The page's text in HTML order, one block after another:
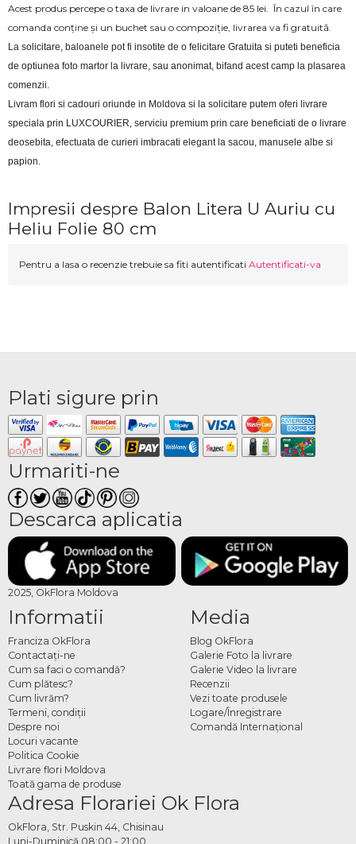
Acest produs percepe o taxa de livrare in valoane de 85 lei.
În cazul în care
comanda conține și un buchet sau o compoziție, livrarea va fi gratuită.
La solicitare, baloanele pot fi insotite de o felicitare Gratuita si puteti beneficia
de optiunea foto martor la livrare, sau anonimat, bifand acest camp la plasarea
comenzii.
Livram flori si cadouri oriunde in Moldova si la solicitare putem oferi livrare
speciala prin LUXCOURIER, serviciu premium prin care beneficiati de o livrare
deosebita, efectuata de curieri imbracati elegant la sacou, manusele albe si
papion.
Impresii despre Balon Litera U Auriu cu
Heliu Folie 80 cm
Pentru a lasa o recenzie trebuie sa fiti autentificati Autentificati-va
Plati sigure prin
Urmariti-ne
Descarca aplicatia
2025, OkFlora Moldova
Informatii
Franciza OkFlora
Contactaţi-ne
Cum sa faci o comandă?
Cum plătesc?
Cum livrăm?
Termeni, condiţii
Despre noi
Locuri vacante
Politica Cookie
Livrare flori Moldova
Toată gama de produse
Media
Blog OkFlora
Galerie Foto la livrare
Galerie Video la livrare
Recenzii
Vezi toate produsele
Logare/Înregistrare
Comandă Internațional
Adresa Florariei Ok Flora
OkFlora, Str. Puskin 44, Chisinau
Luni-Duminică 08:00 - 21:00